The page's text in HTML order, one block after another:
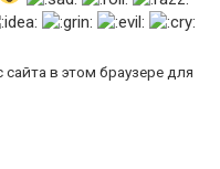
в этом браузере для